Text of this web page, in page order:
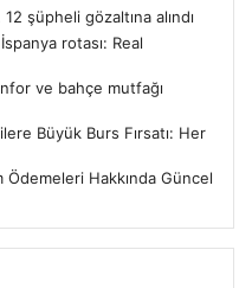
şüpheli gözaltına alındı
rotası: Real
ve bahçe mutfağı
Büyük Burs Fırsatı: Her
Ödemeleri Hakkında Güncel